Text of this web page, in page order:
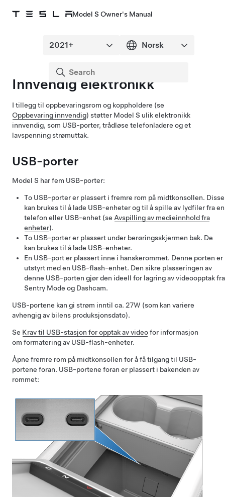
Model S Owner's Manual
Innvendig elektronikk
I tillegg til oppbevaringsrom og koppholdere (se
Oppbevaring innvendig) støtter Model S ulik elektronikk
innvendig, som USB-porter, trådløse telefonladere og et
lavspenningstrømuttak.
USB-porter
Model S har fem USB-porter:
To USB-porter er plassert i fremre rom på midtkonsollen. Disse
kan brukes til å lade USB-enheter og til å spille av lydfiler fra en
telefon eller USB-enhet (se Avspilling av medieinnhold fra
enheter).
To USB-porter er plassert under berøringsskjermen bak. De
kan brukes til å lade USB-enheter.
En USB-port er plassert inne i hanskerommet. Denne porten er
utstyrt med en USB-flash-enhet. Den sikre plasseringen av
denne USB-porten gjør den ideell for lagring av videoopptak fra
Sentry Mode og Dashcam.
USB-portene kan gi strøm inntil ca. 27W (som kan variere
avhengig av bilens produksjonsdato).
Se Krav til USB-stasjon for opptak av videofor informasjon
om formatering av USB-flash-enheter.
Åpne fremre rom på midtkonsollen for å få tilgang til USB-
portene foran. USB-portene foran er plassert i bakenden av
rommet: